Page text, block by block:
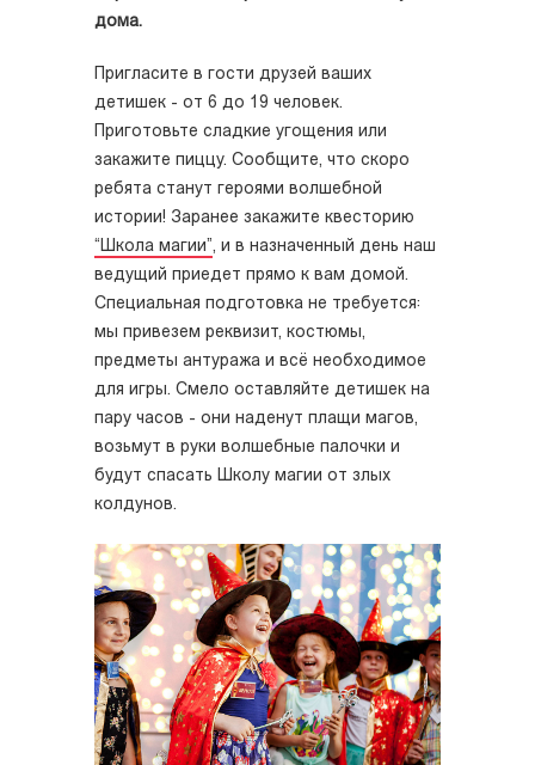
дома.
Пригласите в гости друзей ваших
детишек - от 6 до 19 человек.
Приготовьте сладкие угощения или
закажите пиццу. Сообщите, что скоро
ребята станут героями волшебной
истории! Заранее закажите квесторию
“Школа магии”, и в назначенный день наш
ведущий приедет прямо к вам домой.
Специальная подготовка не требуется:
мы привезем реквизит, костюмы,
предметы антуража и всё необходимое
для игры. Смело оставляйте детишек на
пару часов - они наденут плащи магов,
возьмут в руки волшебные палочки и
будут спасать Школу магии от злых
колдунов.